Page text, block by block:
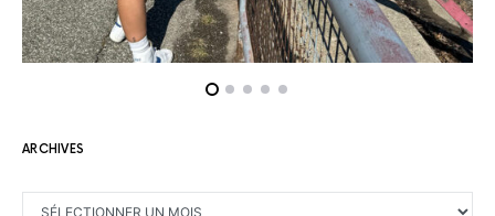
ARCHIVES
ARCHIVES